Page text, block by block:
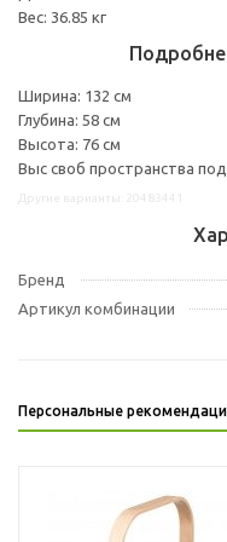
Вес: 36.85 кг
Ширина: 132 см
Глубина: 58 см
Высота: 76 см
Выс своб пространства
Бренд
Артикул комбинации
Персональные